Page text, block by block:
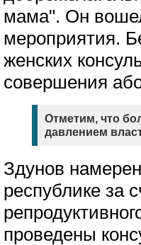
мама". Он
мероприятия.
женских
совершения
Отметим, что
давлением
Здунов
республике за
проведены